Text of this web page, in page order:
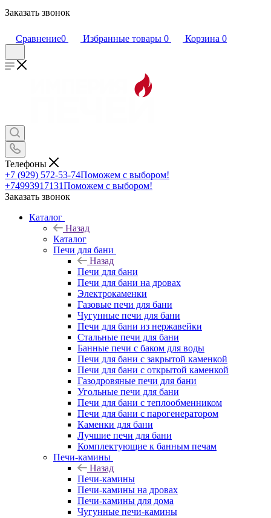
Заказать звонок
Сравнение0 Избранные товары 0 Корзина 0
Телефоны
+7 (929) 572-53-74Поможем с выбором!
+74993917131Поможем с выбором!
Заказать звонок
Каталог
Назад
Каталог
Печи для бани
Назад
Печи для бани
Печи для бани на дровах
Электрокаменки
Газовые печи для бани
Чугунные печи для бани
Печи для бани из нержавейки
Стальные печи для бани
Банные печи с баком для воды
Печи для бани с закрытой каменкой
Печи для бани с открытой каменкой
Газодровяные печи для бани
Угольные печи для бани
Печи для бани с теплообменником
Печи для бани с парогенератором
Каменки для бани
Лучшие печи для бани
Комплектующие к банным печам
Печи-камины
Назад
Печи-камины
Печи-камины на дровах
Печи-камины для дома
Чугунные печи-камины